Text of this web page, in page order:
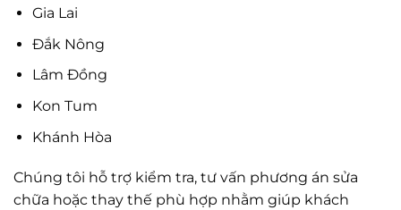
Gia Lai
Đắk Nông
Lâm Đồng
Kon Tum
Khánh Hòa
Chúng tôi hỗ trợ kiểm tra, tư vấn phương án sửa
chữa hoặc thay thế phù hợp nhằm giúp khách